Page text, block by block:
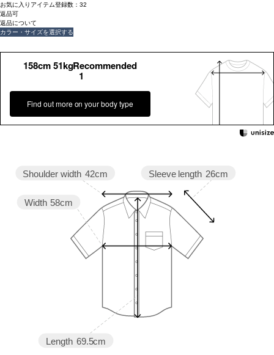
お気に入りアイテム登録数： 32
返品可
返品について
カラー・サイズを選択する
158cm 51kgRecommended
1
Find out more on your body type
Sleeve length 26cm
Length 69.5cm
Width 58cm
Shoulder width 42cm